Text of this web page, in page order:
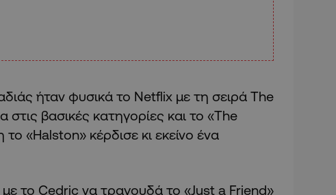
ήταν φυσικά το Netflix με τη σειρά The
βασικές κατηγορίες και το «The
«Halston» κέρδισε κι εκείνο ένα
το Cedric να τραγουδά το «Just a Friend»